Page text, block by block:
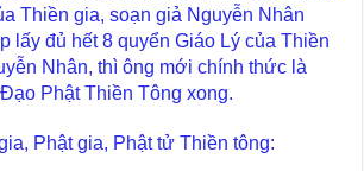
Thiền gia, soạn giả Nguyễn Nhân
lấy đủ hết 8 quyển Giáo Lý của Thiền
Nhân, thì ông mới chính thức là
Phật Thiền Tông xong.
Phật gia, Phật tử Thiền tông: